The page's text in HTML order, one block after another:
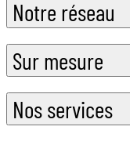
Notre réseau
Sur mesure
Nos services